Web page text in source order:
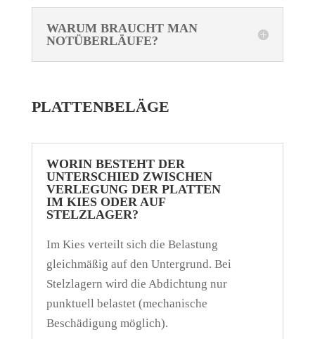
WARUM BRAUCHT MAN
NOTÜBERLÄUFE?
PLATTENBELÄGE
WORIN BESTEHT DER
UNTERSCHIED ZWISCHEN
VERLEGUNG DER PLATTEN
IM KIES ODER AUF
STELZLAGER?
Im Kies verteilt sich die Belastung
gleichmäßig auf den Untergrund. Bei
Stelzlagern wird die Abdichtung nur
punktuell belastet (mechanische
Beschädigung möglich).